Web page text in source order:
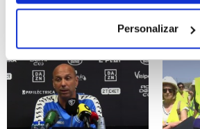
Personalizar
Date: 07/08/2026 17:08 ID: